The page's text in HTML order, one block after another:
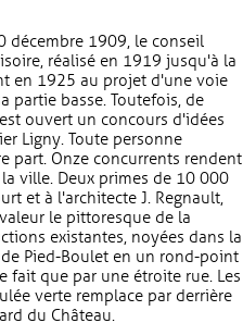
décembre 1909, le conseil
réalisé en 1919 jusqu'à la
en 1925 au projet d'une voie
partie basse. Toutefois, de
ouvert un concours d'idées
Ligny. Toute personne
part. Onze concurrents rendent
ville. Deux primes de 10 000
et à l'architecte J. Regnault,
le pittoresque de la
existantes, noyées dans la
Pied-Boulet en un rond-point
fait que par une étroite rue. Les
verte remplace par derrière
du Château.